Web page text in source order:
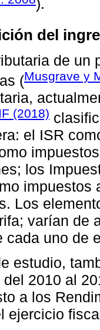
).
del
de un
(Musgrave y
(2018)
el ISR
los
impuestos
Los
varían de
cada uno de
estudio,
del 2010 al
a los
ejercicio